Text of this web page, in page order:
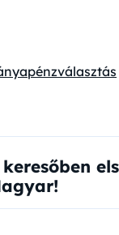
pénzválasztás